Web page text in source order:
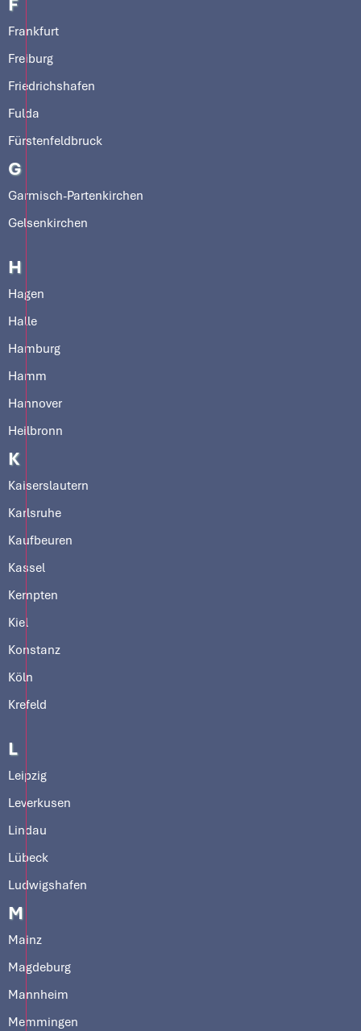
Frankfurt
Freiburg
Friedrichshafen
Fulda
Fürstenfeldbruck
G
Garmisch-Partenkirchen
Gelsenkirchen
H
Hagen
Halle
Hamburg
Hamm
Hannover
Heilbronn
K
Kaiserslautern
Karlsruhe
Kaufbeuren
Kassel
Kempten
Kiel
Konstanz
Köln
Krefeld
L
Leipzig
Leverkusen
Lindau
Lübeck
Ludwigshafen
M
Mainz
Magdeburg
Mannheim
Memmingen